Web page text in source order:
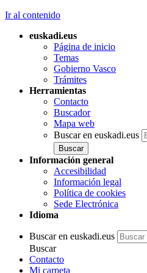
Ir al contenido
euskadi.eus
Página de inicio
Temas
Gobierno Vasco
Trámites
Herramientas
Contacto
Buscador
Mapa web
Buscar en euskadi.eus
Información general
Accesibilidad
Información legal
Política de cookies
Sede Electrónica
Idioma
Buscar en euskadi.eus
Buscar
Contacto
Mi carpeta